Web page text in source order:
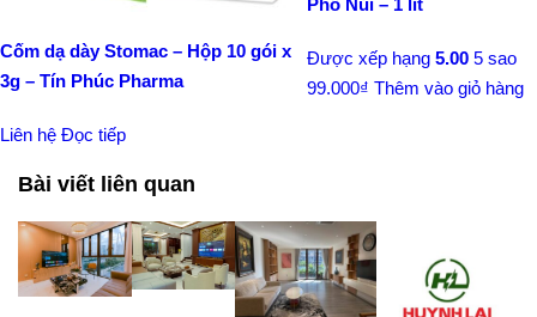
Cốm dạ dày Stomac – Hộp 10 gói x
3g – Tín Phúc Pharma
Liên hệ Đọc tiếp
Phố Núi – 1 lít
Được xếp hạng 5.00 5 sao
99.000₫ Thêm vào giỏ hàng
Bài viết liên quan